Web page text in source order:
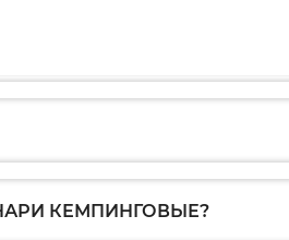
КЕМПИНГОВЫЕ?